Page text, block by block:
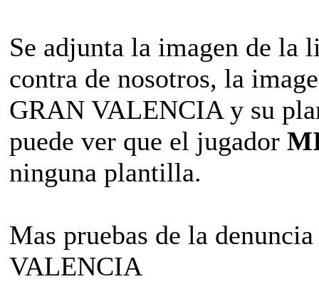
Se adjunta la imagen de la
contra de nosotros, la
GRAN VALENCIA y su
puede ver que el jugador
ninguna plantilla.
Mas pruebas de la
VALENCIA